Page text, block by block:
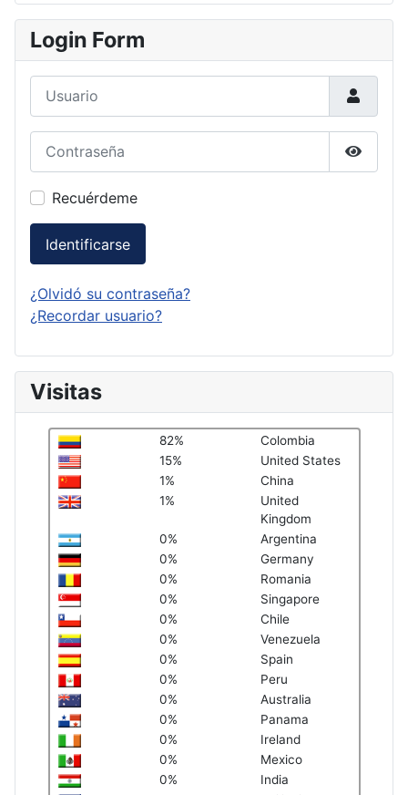
Login Form
Recuérdeme
Identificarse
¿Olvidó su contraseña?
¿Recordar usuario?
Visitas
82%
Colombia
15%
United States
1%
China
1%
United
Kingdom
0%
Argentina
0%
Germany
0%
Romania
0%
Singapore
0%
Chile
0%
Venezuela
0%
Spain
0%
Peru
0%
Australia
0%
Panama
0%
Ireland
0%
Mexico
0%
India